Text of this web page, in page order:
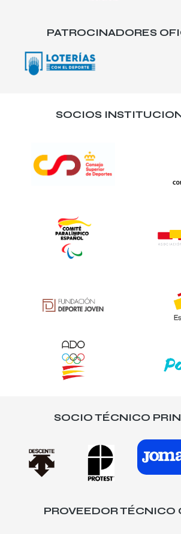
PATROCINADORES
SOCIOS
SOCIO TÉCNICO
PROVEEDOR TÉCNICO